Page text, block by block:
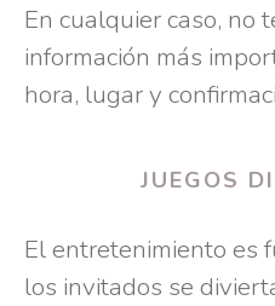
En cualquier caso, no
información más
hora, lugar y
JUEGOS
El entretenimiento es
los invitados se